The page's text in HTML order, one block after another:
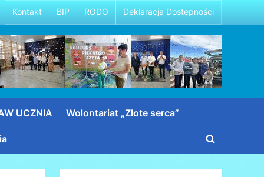
Kontakt BIP RODO Deklaracja Dostępności
UCZNIA Wolontariat „Złote serca”
Toggle